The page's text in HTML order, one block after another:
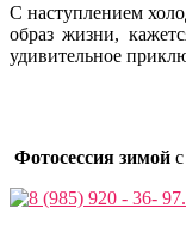
С наступлением
образ жизни,
удивительное
Фотосессия зимой